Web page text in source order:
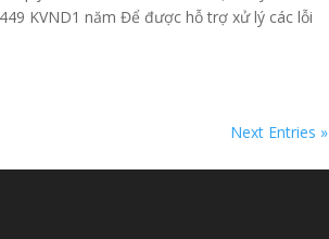
KVND1 năm Để được hỗ trợ xử lý các lỗi
Next Entries »